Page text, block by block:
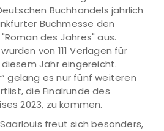
Buchhandels jährlich
Buchmesse den
des Jahres" aus.
von 111 Verlagen für
Jahr eingereicht.
gelang es nur fünf weiteren
die Finalrunde des
2023, zu kommen.
freut sich besonders,